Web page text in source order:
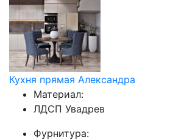
Кухня прямая Александра
Материал:
ЛДСП Увадрев
Фурнитура: